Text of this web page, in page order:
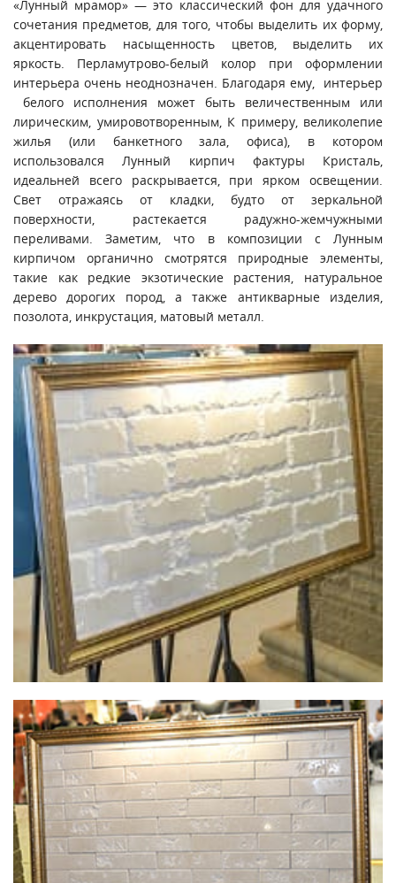
«Лунный мрамор» — это классический фон для удачного
сочетания предметов, для того, чтобы выделить их форму,
акцентировать насыщенность цветов, выделить их
яркость. Перламутрово-белый колор при оформлении
интерьера очень неоднозначен. Благодаря ему, интерьер
белого исполнения может быть величественным или
лирическим, умировотворенным, К примеру, великолепие
жилья (или банкетного зала, офиса), в котором
использовался Лунный кирпич фактуры Кристаль,
идеальней всего раскрывается, при ярком освещении.
Свет отражаясь от кладки, будто от зеркальной
поверхности, растекается радужно-жемчужными
переливами. Заметим, что в композиции с Лунным
кирпичом органично смотрятся природные элементы,
такие как редкие экзотические растения, натуральное
дерево дорогих пород, а также антикварные изделия,
позолота, инкрустация, матовый металл.